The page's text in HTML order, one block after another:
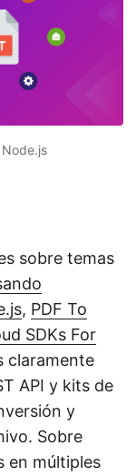
Node.js
sobre temas
, PDF To
SDKs For
claramente
API y kits de
y
Sobre
en múltiples